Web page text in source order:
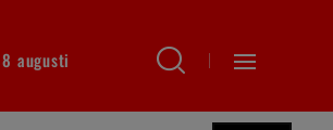
augusti